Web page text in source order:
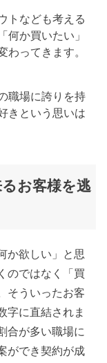
トなども考える
何か買いたい」
わってきます。
職場に誇りを持
きという思いは
お客様を逃
か欲しい」と思
のではなく「買
そういったお客
字に直結されま
合が多い職場に
ができ契約が成